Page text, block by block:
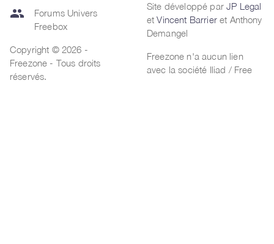
group
Forums Univers
Freebox
Copyright © 2026 -
Freezone - Tous droits
réservés.
Site développé parJP Legal
etVincent Barrieret Anthony
Demangel
Freezone n'a aucun lien
avec la société Iliad / Free